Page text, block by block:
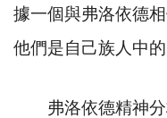
據一個與弗洛依德相
他們是自己族人中的
弗洛依德精神分